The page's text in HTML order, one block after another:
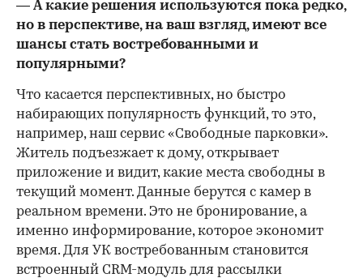
— А какие решения используются пока редко,
но в перспективе, на ваш взгляд, имеют все
шансы стать востребованными и
популярными?
Что касается перспективных, но быстро
набирающих популярность функций, то это,
например, наш сервис «Свободные парковки».
Житель подъезжает к дому, открывает
приложение и видит, какие места свободны в
текущий момент. Данные берутся с камер в
реальном времени. Это не бронирование, а
именно информирование, которое экономит
время. Для УК востребованным становится
встроенный CRM-модуль для рассылки